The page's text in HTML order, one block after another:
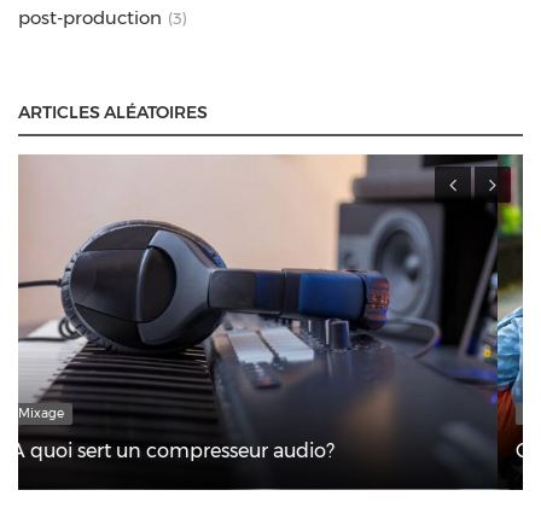
post-production (3)
ARTICLES ALÉATOIRES
music marketing
Comment passer à la radio ?